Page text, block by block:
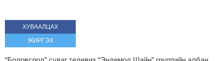
ХУВААЛЦАХ
ЖИРГЭХ